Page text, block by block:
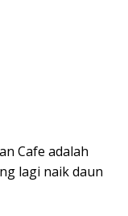
Cafe adalah
lagi naik daun